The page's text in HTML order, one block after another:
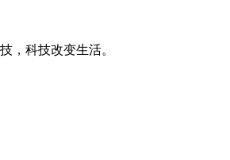
，科技改变生活。